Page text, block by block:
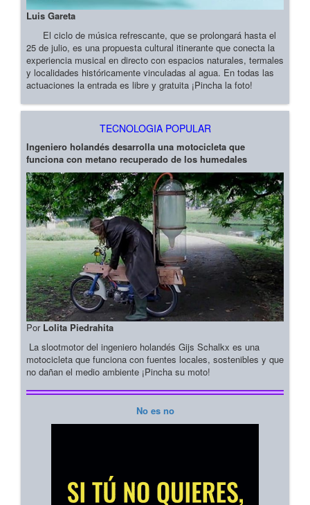
Luis Gareta
El ciclo de música refrescante, que se prolongará hasta el
25 de julio, es una propuesta cultural itinerante que conecta la
experiencia musical en directo con espacios naturales, termales
y localidades históricamente vinculadas al agua. En todas las
actuaciones la entrada es libre y gratuita ¡Pincha la foto!
TECNOLOGIA POPULAR
Ingeniero holandés desarrolla una motocicleta que
funciona con metano recuperado de los humedales
Por Lolita Piedrahita
La slootmotor del ingeniero holandés Gijs Schalkx es una
motocicleta que funciona con fuentes locales, sostenibles y que
no dañan el medio ambiente ¡Pincha su moto!
No es no